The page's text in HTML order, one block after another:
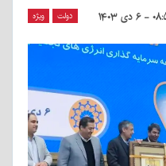
دولت ویژه دی ۱۴۰۳